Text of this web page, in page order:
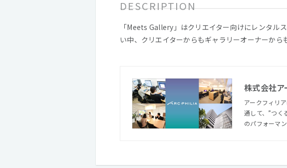
DESCRIPTION
「Meets Gallery」はクリエイター向けにレンタル
い中、クリエイターからもギャラリーオーナーから
株式会社
アークフィリ
通して、”つくる環境を育て
のパフォーマ